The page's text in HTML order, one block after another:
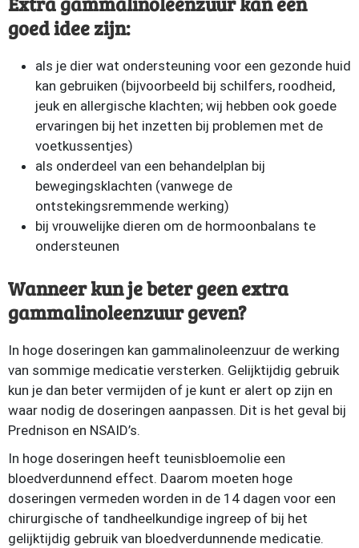
goed idee zijn:
als je dier wat ondersteuning voor een gezonde huid
kan gebruiken (bijvoorbeeld bij schilfers, roodheid,
jeuk en allergische klachten; wij hebben ook goede
ervaringen bij het inzetten bij problemen met de
voetkussentjes)
als onderdeel van een behandelplan bij
bewegingsklachten (vanwege de
ontstekingsremmende werking)
bij vrouwelijke dieren om de hormoonbalans te
ondersteunen
Wanneer kun je beter geen extra
gammalinoleenzuur geven?
In hoge doseringen kan gammalinoleenzuur de werking
van sommige medicatie versterken. Gelijktijdig gebruik
kun je dan beter vermijden of je kunt er alert op zijn en
waar nodig de doseringen aanpassen. Dit is het geval bij
Prednison en NSAID’s.
In hoge doseringen heeft teunisbloemolie een
bloedverdunnend effect. Daarom moeten hoge
doseringen vermeden worden in de 14 dagen voor een
chirurgische of tandheelkundige ingreep of bij het
gelijktijdig gebruik van bloedverdunnende medicatie.